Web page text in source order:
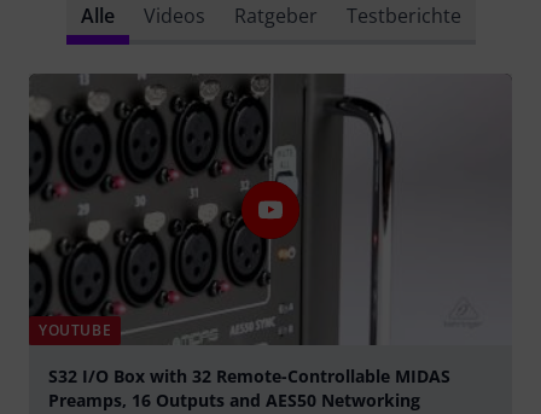
Alle Videos Ratgeber Testberichte
YOUTUBE
S32 I/O Box with 32 Remote-Controllable MIDAS
Preamps, 16 Outputs and AES50 Networking